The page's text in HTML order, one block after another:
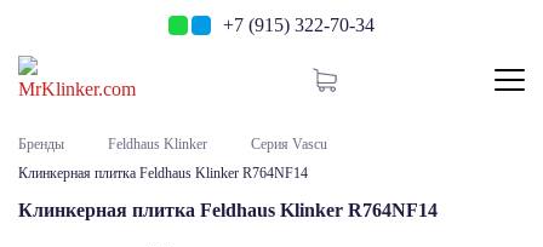
+7 (915) 322-70-34
Бренды Feldhaus Klinker
Серия Vascu
Клинкерная плитка Feldhaus Klinker R764NF14
Клинкерная плитка Feldhaus Klinker R764NF14